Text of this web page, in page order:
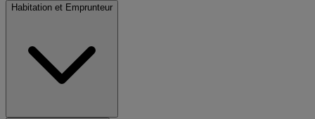
Habitation et Emprunteur